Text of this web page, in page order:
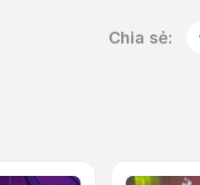
Chia sẻ: